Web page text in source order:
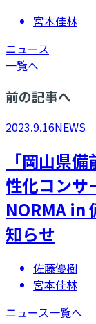
宮本佳林
ニュース
一覧へ
前の記事へ
2023.9.16NEWS
「岡山県
性化コンサ
NORMA in
知らせ
佐藤優樹
宮本佳林
ニュース一覧へ